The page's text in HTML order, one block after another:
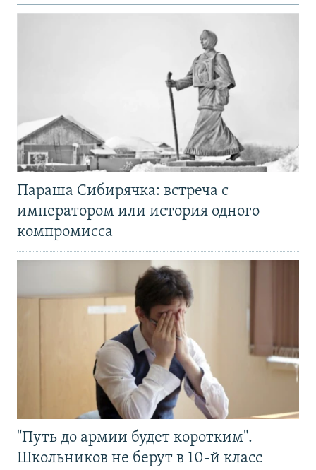
Параша Сибирячка: встреча с
императором или история одного
компромисса
"Путь до армии будет коротким".
Школьников не берут в 10-й класс